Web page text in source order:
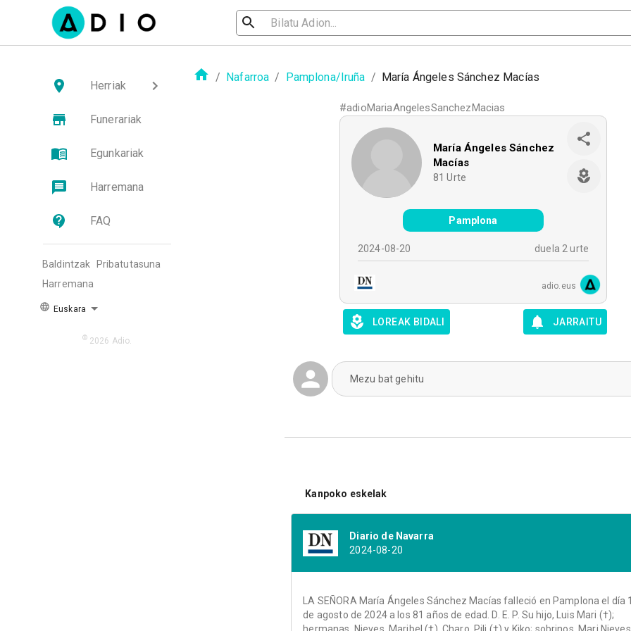
Herriak
Funerariak
Egunkariak
Harremana
FAQ
Baldintzak
Pribatutasuna
Harremana
Euskara
© 2026 Adio.
/ Nafarroa / Pamplona/Iruña / María Ángeles Sánchez Macías
#adioMariaAngelesSanchezMacias
María Ángeles Sánchez
Macías
81 Urte
Pamplona
2024-08-20 duela 2 urte
adio.eus
LOREAK BIDALI JARRAITU
Mezu bat gehitu
Kanpoko eskelak
Diario de Navarra
2024-08-20
LA SEÑORA María Ángeles Sánchez Macías falleció en Pamplona el día
de agosto de 2024 a los 81 años de edad. D. E. P. Su hijo, Luis Mari (†);